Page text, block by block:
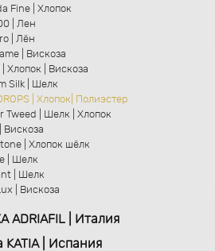
Fine | Хлопок
| Лен
| Лён
| Вискоза
| Хлопок | Вискоза
Silk | Шелк
| Хлопок| Полиэстер
Tweed | Шелк | Хлопок
Вискоза
| Xлопок шёлк
| Шелк
| Шелк
| Вискоза
ADRIAFIL | Италия
KATIA | Испания